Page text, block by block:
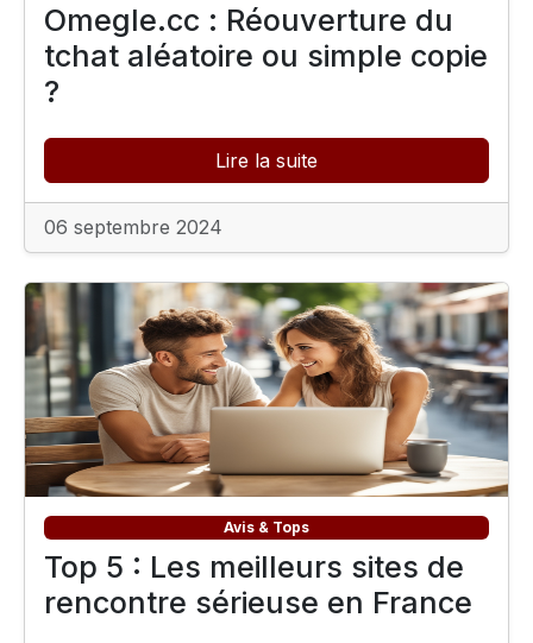
Omegle.cc : Réouverture du
tchat aléatoire ou simple copie
?
Lire la suite
06 septembre 2024
Avis & Tops
Top 5 : Les meilleurs sites de
rencontre sérieuse en France